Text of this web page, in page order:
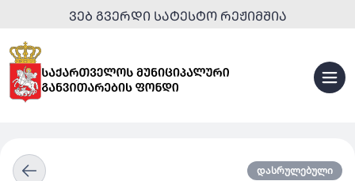
ᲕᲔᲑ ᲒᲕᲔᲠᲓᲘ ᲡᲐᲢᲔᲡᲢᲝ ᲠᲔᲟᲘᲛᲨᲘᲐ
დასრულებული